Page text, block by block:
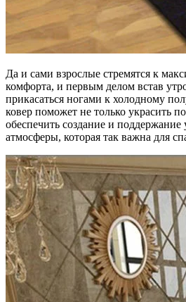
Да и сами взрослые стремятся к
комфорта, и первым делом встав
прикасаться ногами к холодному
ковер поможет не только украсить
обеспечить создание и
атмосферы, которая так важна для